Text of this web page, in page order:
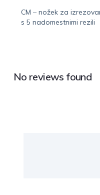
CM – nožek za
s 5 nadomestnimi rezili
No reviews found